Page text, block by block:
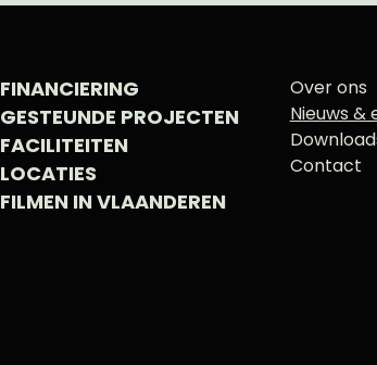
FINANCIERING
GESTEUNDE PROJECTEN
FACILITEITEN
LOCATIES
FILMEN IN VLAANDEREN
Over ons
Nieuws &
Contact